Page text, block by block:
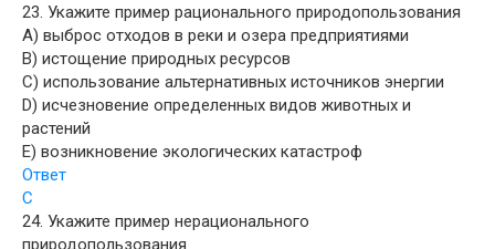
23. Укажите пример рационального природопользования
A) выброс отходов в реки и озера предприятиями
B) истощение природных ресурсов
C) использование альтернативных источников энергии
D) исчезновение определенных видов животных и
растений
E) возникновение экологических катастроф
Ответ
C
24. Укажите пример нерационального
природопользования